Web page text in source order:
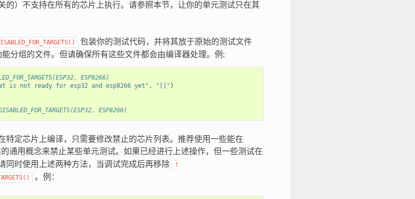
的）不支持在所有的芯片上执行。请参照本节，让你的单元测试只在其
包装你的测试代码，并将其放于原始的测试文件
分组的文件。但请确保所有这些文件都会由编译器处理。例:
ESP8266)
is not ready for esp32 and esp8266 yet" , "[]" )
ESP8266)
特定芯片上编译，只需要修改禁止的芯片列表。推荐使用一些能在
通用概念来禁止某些单元测试。如果已经进行上述操作，但一些测试在
同时使用上述两种方法，当调试完成后再移除
!
。例：